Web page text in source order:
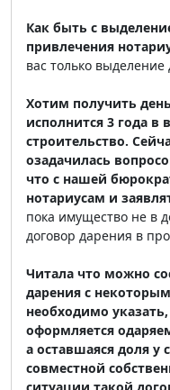
Как быть с
привлечения
вас только выделение
Хотим получить
исполнится 3 года в
строительство.
озадачилась
что с нашей
нотариусам и
пока имущество не в
договор дарения в
Читала что можно
дарения с
необходимо
оформляется
а оставшаяся доля у
совместной